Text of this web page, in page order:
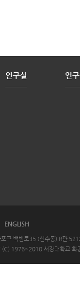
연구실 연
ENGLISH
포구 백범로35 (신수동) R
(C) 1976~2010 서강대학교 화